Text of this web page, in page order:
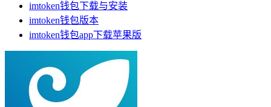
imtoken钱包下载与安装
imtoken钱包版本
imtoken钱包app下载苹果版